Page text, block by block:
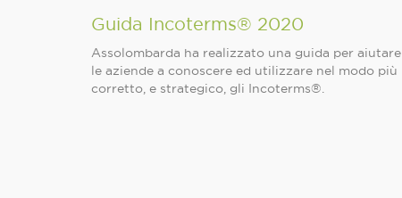
Guida Incoterms® 2020
Assolombarda ha realizzato una guida per aiutare
le aziende a conoscere ed utilizzare nel modo più
corretto, e strategico, gli Incoterms®.